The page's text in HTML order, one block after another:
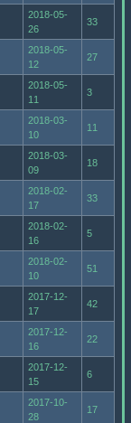
2018-05-
26
33
2018-05-
12
27
2018-05-
11
3
2018-03-
10
11
2018-03-
09
18
2018-02-
17
33
2018-02-
16
5
2018-02-
10
51
2017-12-
17
42
2017-12-
16
22
2017-12-
15
6
2017-10-
28
17